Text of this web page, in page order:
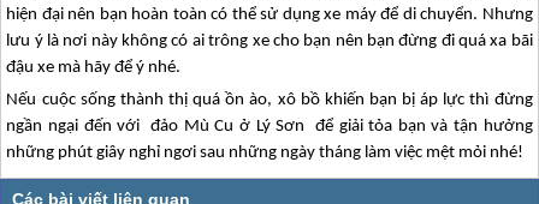
hiện đại nên bạn hoàn toàn có thể sử dụng xe máy để di chuyển. Nhưng
lưu ý là nơi này không có ai trông xe cho bạn nên bạn đừng đi quá xa bãi
đậu xe mà hãy để ý nhé.
Nếu cuộc sống thành thị quá ồn ào, xô bồ khiến bạn bị áp lực thì đừng
ngần ngại đến với đảo Mù Cu ở Lý Sơn để giải tỏa bạn và tận hưởng
những phút giây nghỉ ngơi sau những ngày tháng làm việc mệt mỏi nhé!